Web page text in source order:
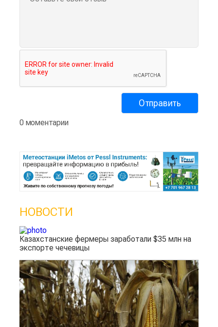
0 моментарии
НОВОСТИ
Казахстанские фермеры заработали $35 млн на
экспорте чечевицы